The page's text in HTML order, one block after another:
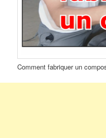
Comment fabriquer un